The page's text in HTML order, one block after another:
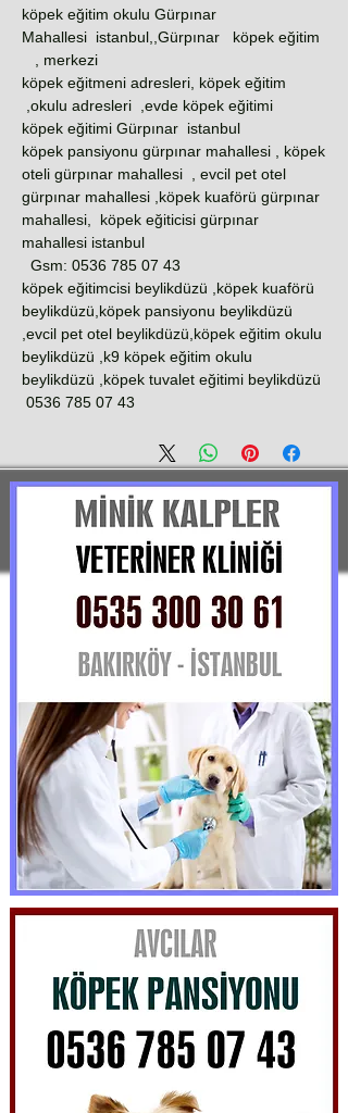
köpek eğitim okulu Gürpınar
Mahallesi istanbul,,Gürpınar köpek eğitim
merkezi ,
köpek eğitmeni adresleri, köpek eğitim
okulu adresleri ,evde köpek eğitimi,
köpek eğitimi Gürpınar istanbul
köpek pansiyonu gürpınar mahallesi , köpek
oteli gürpınar mahallesi , evcil pet otel
gürpınar mahallesi ,köpek kuaförü gürpınar
mahallesi, köpek eğiticisi gürpınar
mahallesi istanbul
Gsm: 0536 785 07 43
köpek eğitimcisi beylikdüzü ,köpek kuaförü
beylikdüzü,köpek pansiyonu beylikdüzü
,evcil pet otel beylikdüzü,köpek eğitim okulu
beylikdüzü ,k9 köpek eğitim okulu
beylikdüzü ,köpek tuvalet eğitimi beylikdüzü
0536 785 07 43